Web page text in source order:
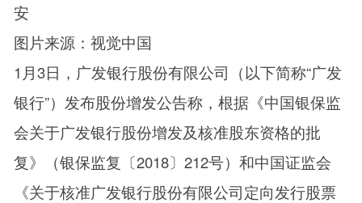
安
图片来源：视觉中国
1月3日，广发银行股份有限公司（以下简称“广发
银行”）发布股份增发公告称，根据《中国银保监
会关于广发银行股份增发及核准股东资格的批
复》（银保监复〔2018〕212号）和中国证监会
《关于核准广发银行股份有限公司定向发行股票